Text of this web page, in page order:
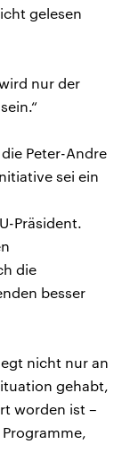
gelesen
nur der
Peter-Andre
sei ein
Präsident.
die
besser
nicht nur an
gehabt,
worden ist –